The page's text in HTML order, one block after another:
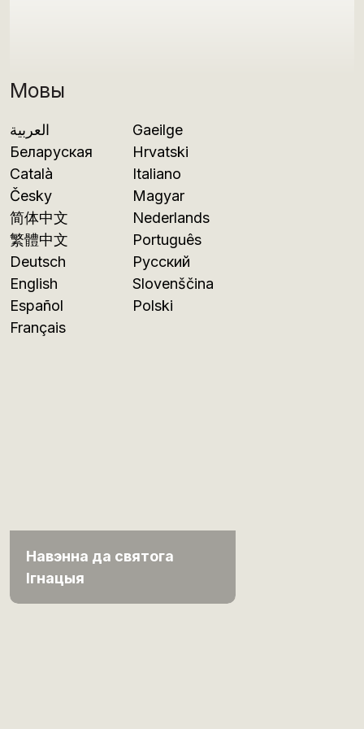
Мовы
العربية
Беларуская
Català
Česky
简体中文
繁體中文
Deutsch
English
Español
Français
Gaeilge
Hrvatski
Italiano
Magyar
Nederlands
Português
Русский
Slovenščina
Polski
Навэнна да святога
Ігнацыя